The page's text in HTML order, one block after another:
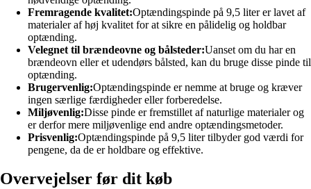
Fremragende kvalitet:Optændingspinde på 9,5 liter er lavet af
materialer af høj kvalitet for at sikre en pålidelig og holdbar
optænding.
Velegnet til brændeovne og bålsteder:Uanset om du har en
brændeovn eller et udendørs bålsted, kan du bruge disse pinde til
optænding.
Brugervenlig:Optændingspinde er nemme at bruge og kræver
ingen særlige færdigheder eller forberedelse.
Miljøvenlig:Disse pinde er fremstillet af naturlige materialer og
er derfor mere miljøvenlige end andre optændingsmetoder.
Prisvenlig:Optændingspinde på 9,5 liter tilbyder god værdi for
pengene, da de er holdbare og effektive.
Overvejelser før dit køb